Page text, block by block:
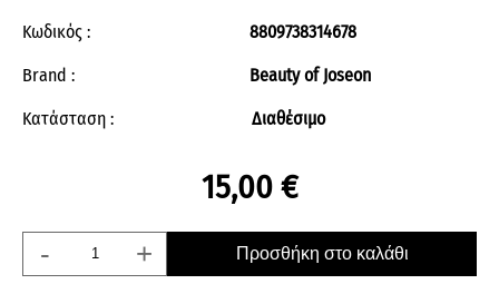
Κωδικός : 8809738314678
Brand : Beauty of Joseon
Κατάσταση : Διαθέσιμο
15,00 €
- + Προσθήκη στο καλάθι